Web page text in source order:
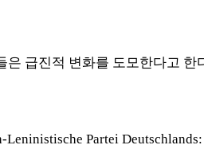
은 급진적 변화를 도모한다고 한
Partei Deutschlands: